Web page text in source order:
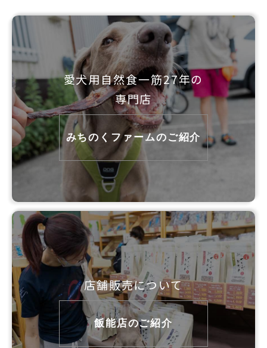
愛犬用自然食一筋27年の
専門店
みちのくファームのご紹介
店舗販売について
飯能店のご紹介